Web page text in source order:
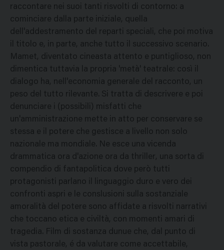
raccontare nei suoi tanti risvolti di contorno: a
cominciare dalla parte iniziale, quella
dell'addestramento del reparti speciali, che poi motiva
il titolo e, in parte, anche tutto il successivo scenario.
Mamet, diventato cineasta attento e puntiglioso, non
dimentica tuttavia la propria 'metà' teatrale: così il
dialogo ha, nell'economia generale del racconto, un
peso del tutto rilevante. Si tratta di descrivere e poi
denunciare i (possibili) misfatti che
un'amministrazione mette in atto per conservare se
stessa e il potere che gestisce a livello non solo
nazionale ma mondiale. Ne esce una vicenda
drammatica ora d'azione ora da thriller, una sorta di
compendio di fantapolitica dove però tutti
protagonisti parlano il linguaggio duro e vero dei
confronti aspri e le conslusioni sulla sostanziale
amoralità del potere sono affidate a risvolti narrativi
che toccano etica e civiltà, con momenti amari di
tragedia. Film di sostanza dunue che, dal punto di
vista pastorale, é da valutare come accettabile,